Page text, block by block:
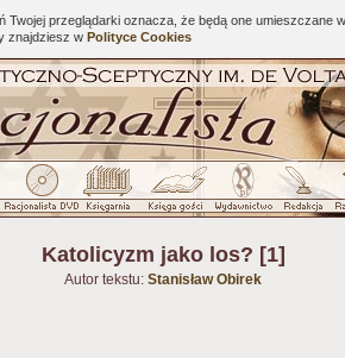
przeglądarki oznacza, że będą one umieszczane
znajdziesz w Polityce Cookies
Katolicyzm jako los? [1]
Autor tekstu: Stanisław Obirek